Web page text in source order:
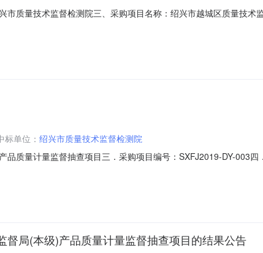
质量技术监督检测院三、采购项目名称：绍兴市越城区质量技术
查项目项不限400000.00400000付款方式、售后服务、违约责任
标单位： 绍兴市质量技术监督检测院
质量计量监督抽查项目三．采购项目编号：SXFJ2019-DY-003
它事项：各参加政府采购活动的供应商认为该中标/成交结果和
局(本级)产品质量计量监督抽查项目的结果公告